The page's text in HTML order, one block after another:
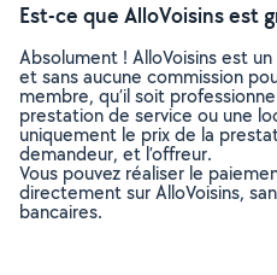
Est-ce que AlloVoisins est
Absolument ! AlloVoisins est
et sans aucune commission
membre, qu’il soit
prestation de service ou une
uniquement le prix de la
demandeur, et l’offreur.
Vous pouvez réaliser le
directement sur AlloVoisins,
bancaires.